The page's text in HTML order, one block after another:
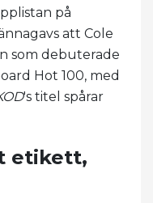
på
att Cole
som debuterade
Hot 100, med
's titel spårar
etikett,